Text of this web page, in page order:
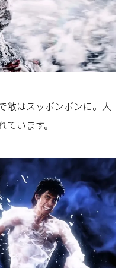
敵はスッポンポンに。大
います。